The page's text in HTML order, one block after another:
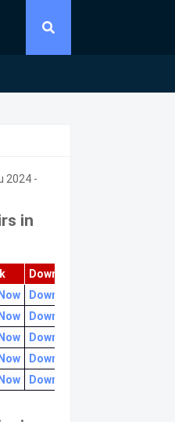
2024 -
in
Download PDF
Download now
Download now
Download now
Download now
Download now